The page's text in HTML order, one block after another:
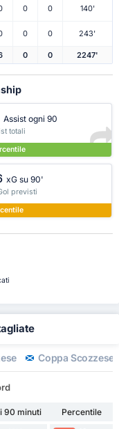
0 0 140'
0 0 243'
0 0 2247'
Assist ogni 90
totali
xG su 90'
previsti
Coppa Scozzese
90 minuti
Percentile